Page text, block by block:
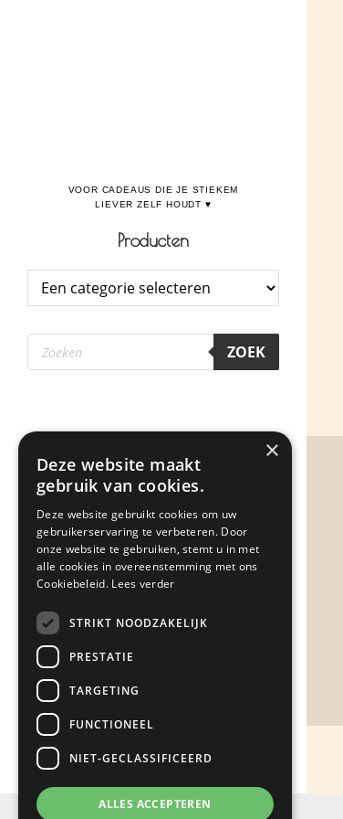
Producten
Producten
zoeken ZOEK
Zakelijke geschenken
Klantreacties
Nieuws
Contact
Webshop
×
Deze website maakt
gebruik van cookies.
Deze website gebruikt cookies om uw
gebruikerservaring te verbeteren. Door
onze website te gebruiken, stemt u in met
alle cookies in overeenstemming met ons
Cookiebeleid. Lees verder
STRIKT NOODZAKELIJK
PRESTATIE
TARGETING
FUNCTIONEEL
NIET-GECLASSIFICEERD
ALLES ACCEPTEREN